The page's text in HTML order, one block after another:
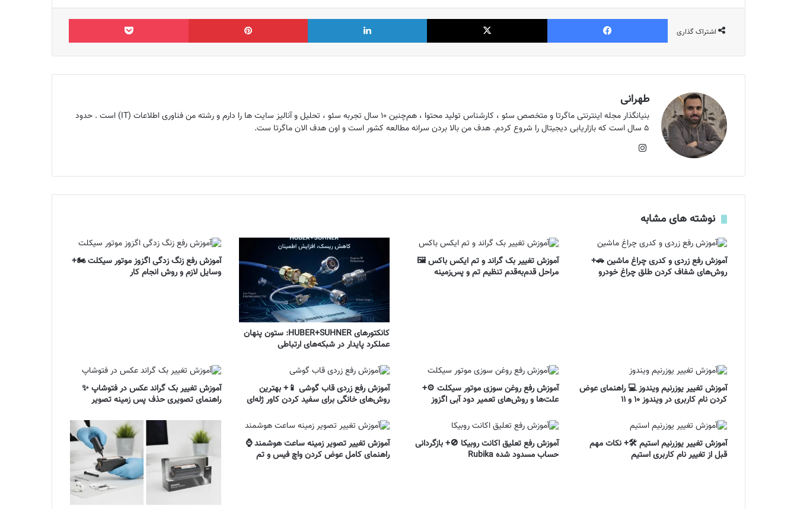
اشتراک گذاری
فیس بوک X لینکدین ‫پین‌ترست پاکت
طهرانی
بنیانگذار مجله اینترنتی ماگرتا و متخصص سئو ، کارشناس تولید محتوا ، هم‌چنین ۱۰ سال تجربه سئو ، تحلیل و آنالیز سایت ها را دارم و رشته من فناوری اطلاعات (IT) است . حدود
۵ سال است که بازاریابی دیجیتال را شروع کردم. هدف من بالا بردن سرانه مطالعه کشور است و اون هدف الان ماگرتا ست.
نوشته های مشابه
آموزش رفع زردی و کدری چراغ ماشین 🚗+
روش‌های شفاف کردن طلق چراغ خودرو
آموزش تغییر بک گراند و تم ایکس باکس 🖼️
مراحل قدم‌به‌قدم تنظیم تم و پس‌زمینه
کانکتورهای HUBER+SUHNER: ستون پنهان
عملکرد پایدار در شبکه‌های ارتباطی
آموزش رفع زنگ زدگی اگزوز موتور سیکلت 🏍️+
وسایل لازم و روش انجام کار
آموزش تغییر یوزرنیم ویندوز 💻 راهنمای عوض
کردن نام کاربری در ویندوز ۱۰ و ۱۱
آموزش رفع روغن سوزی موتور سیکلت ⚙️+
علت‌ها و روش‌های تعمیر دود آبی اگزوز
آموزش رفع زردی قاب گوشی 📱+ بهترین
روش‌های خانگی برای سفید کردن کاور ژله‌ای
آموزش تغییر بک گراند عکس در فتوشاپ ✨
راهنمای تصویری حذف پس زمینه تصویر
آموزش تغییر یوزرنیم استیم 🛠️+ نکات مهم
قبل از تغییر نام کاربری استیم
آموزش رفع تعلیق اکانت روبیکا 🚫+ بازگردانی
حساب مسدود شده Rubika
آموزش تغییر تصویر زمینه ساعت هوشمند ⌚
راهنمای کامل عوض کردن واچ فیس و تم